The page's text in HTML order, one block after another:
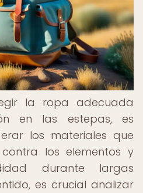
la ropa adecuada
en las estepas, es
los materiales que
los elementos y
durante largas
es crucial analizar